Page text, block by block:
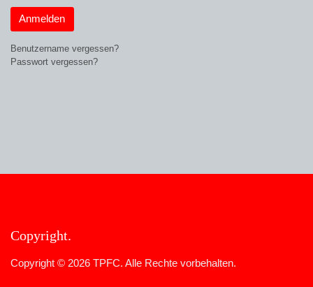
Anmelden
Benutzername vergessen?
Passwort vergessen?
Copyright
Copyright © 2026 TPFC. Alle Rechte vorbehalten.